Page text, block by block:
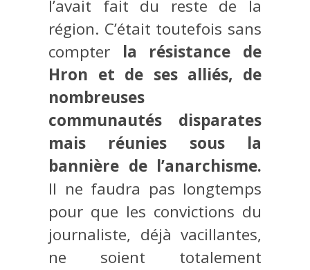
l’avait fait du reste de la
région. C’était toutefois sans
compter la résistance de
Hron et de ses alliés, de
nombreuses
communautés disparates
mais réunies sous la
bannière de l’anarchisme.
Il ne faudra pas longtemps
pour que les convictions du
journaliste, déjà vacillantes,
ne soient totalement